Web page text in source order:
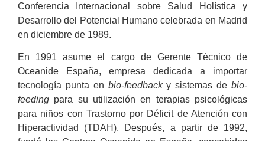
Conferencia Internacional sobre Salud Holística y
Desarrollo del Potencial Humano celebrada en Madrid
en diciembre de 1989.
En 1991 asume el cargo de Gerente Técnico de
Oceanide España, empresa dedicada a importar
tecnología punta en bio-feedbacky sistemas debio-
feeding para su utilización en terapias psicológicas
para niños con Trastorno por Déficit de Atención con
Hiperactividad (TDAH). Después, a partir de 1992,